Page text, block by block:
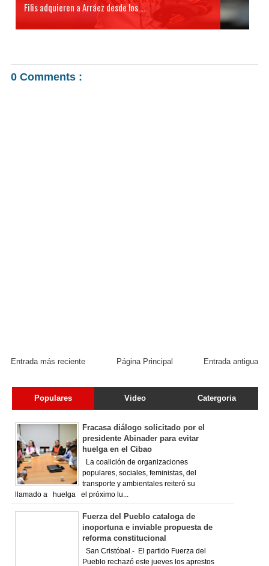
Filis adquieren a Arráez desde los ...
0 Comments :
Entrada más reciente Entrada antigua
Página Principal
Populares Video Catergoria
Fracasa diálogo solicitado por el
presidente Abinader para evitar
huelga en el Cibao
La coalición de organizaciones
populares, sociales, feministas, del
transporte y ambientales reiteró su
llamado a huelga el próximo lu...
Fuerza del Pueblo cataloga de
inoportuna e inviable propuesta de
reforma constitucional
San Cristóbal.- El partido Fuerza del
Pueblo rechazó este jueves los aprestos